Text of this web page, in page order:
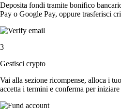
Deposita fondi tramite bonifico
Pay o Google Pay, oppure trasferisci
3
Gestisci crypto
Vai alla sezione ricompense, alloca i
accetta i termini e conferma per